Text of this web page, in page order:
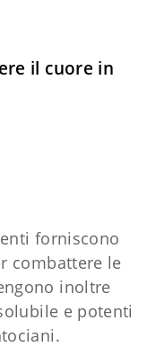
il cuore in
forniscono
combattere le
inoltre
e potenti